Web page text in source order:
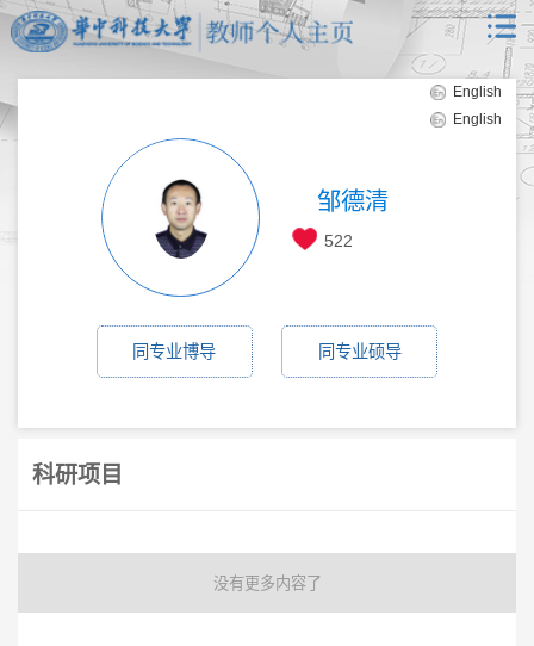
English
English
邹德清
522
同专业博导 同专业硕导
科研项目
没有更多内容了